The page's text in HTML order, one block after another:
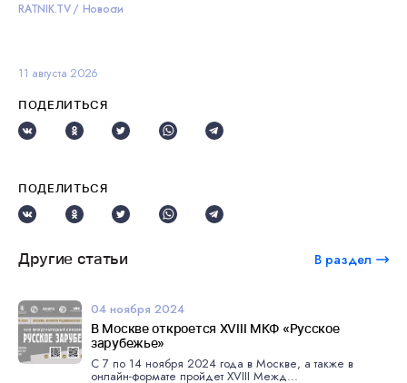
RATNIK.TV Новости
11 августа 2026
ПОДЕЛИТЬСЯ
ПОДЕЛИТЬСЯ
Другие статьи В раздел
04 ноября 2024
В Москве откроется XVIII МКФ «Русское
зарубежье»
С 7 по 14 ноября 2024 года в Москве, а также в
онлайн-формате пройдет XVIII Межд...